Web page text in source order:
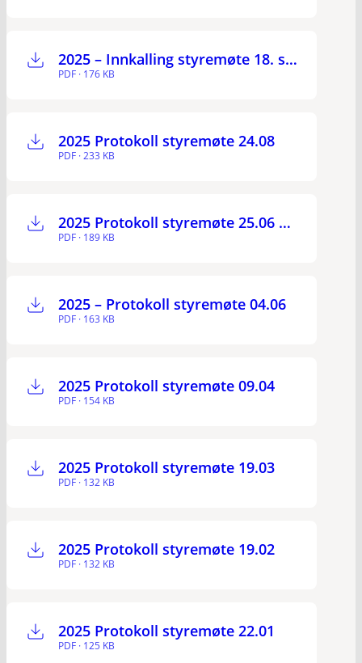
2025 – Innkalling styremøte 18. september
PDF · 176 KB
2025 Protokoll styremøte 24.08
PDF · 233 KB
2025 Protokoll styremøte 25.06 m. vedlegg
PDF · 189 KB
2025 – Protokoll styremøte 04.06
PDF · 163 KB
2025 Protokoll styremøte 09.04
PDF · 154 KB
2025 Protokoll styremøte 19.03
PDF · 132 KB
2025 Protokoll styremøte 19.02
PDF · 132 KB
2025 Protokoll styremøte 22.01
PDF · 125 KB